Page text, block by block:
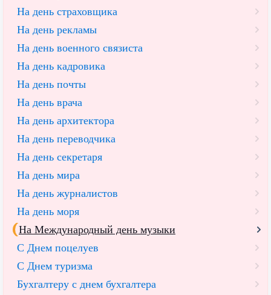
На день страховщика
На день рекламы
На день военного связиста
На день кадровика
На день почты
На день врача
На день архитектора
На день переводчика
На день секретаря
На день мира
На день журналистов
На день моря
На Международный день музыки
С Днем поцелуев
С Днем туризма
Бухгалтеру с днем бухгалтера